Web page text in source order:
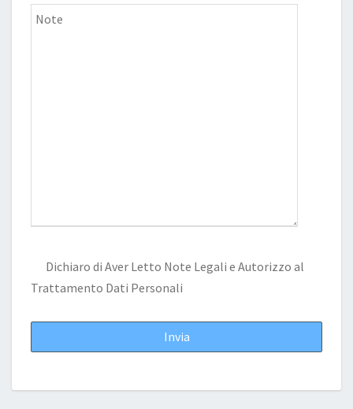
Dichiaro di Aver Letto Note Legali e Autorizzo al
Trattamento Dati Personali